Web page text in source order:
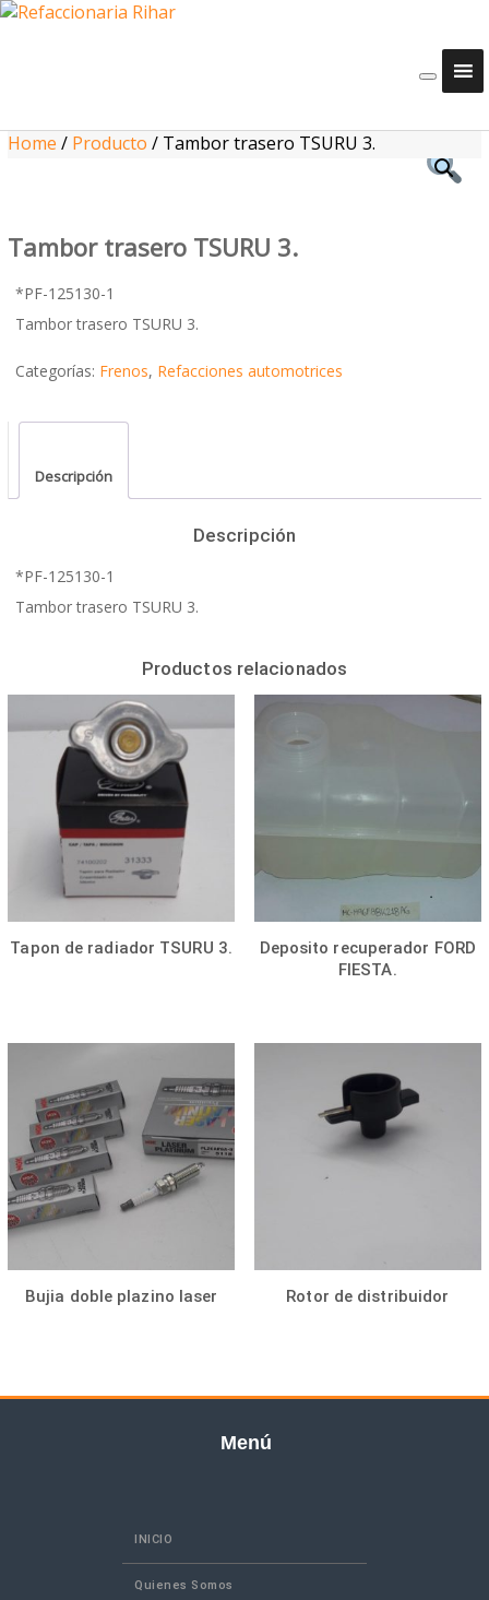
Home / Producto / Tambor trasero TSURU 3.
Tambor trasero TSURU 3.
*PF-125130-1
Tambor trasero TSURU 3.
Categorías: Frenos, Refacciones automotrices
Descripción
Descripción
*PF-125130-1
Tambor trasero TSURU 3.
Productos relacionados
Tapon de radiador TSURU 3.
Deposito recuperador FORD
FIESTA.
Bujia doble plazino laser Rotor de distribuidor
Menú
INICIO
Quienes Somos